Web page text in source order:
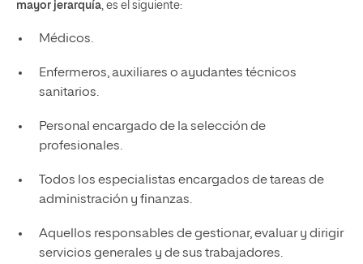
mayor jerarquía, es el siguiente:
Médicos.
Enfermeros, auxiliares o ayudantes técnicos
sanitarios.
Personal encargado de la selección de
profesionales.
Todos los especialistas encargados de tareas de
administración y finanzas.
Aquellos responsables de gestionar, evaluar y dirigir
servicios generales y de sus trabajadores.